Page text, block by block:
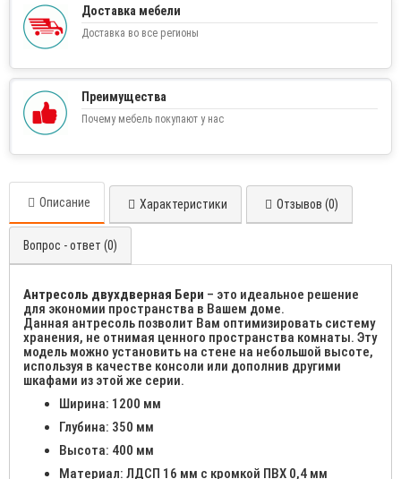
Доставка мебели
Доставка во все регионы
Преимущества
Почему мебель покупают у нас
Описание Характеристики Отзывов (0)
Вопрос - ответ (0)
Антресоль двухдверная Бери – это идеальное решение
для экономии пространства в Вашем доме.
Данная антресоль позволит Вам оптимизировать систему
хранения, не отнимая ценного пространства комнаты. Эту
модель можно установить на стене на небольшой высоте,
используя в качестве консоли или дополнив другими
шкафами из этой же серии.
Ширина: 1200 мм
Глубина: 350 мм
Высота: 400 мм
Материал: ЛДСП 16 мм с кромкой ПВХ 0,4 мм